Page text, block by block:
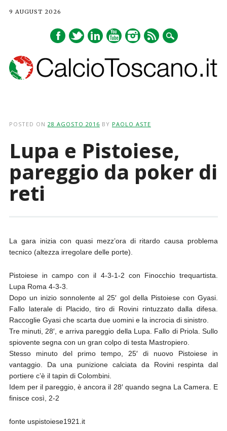
9 AUGUST 2026
POSTED ON 28 AGOSTO 2016 BY PAOLO ASTE
Lupa e Pistoiese,
pareggio da poker di
reti
La gara inizia con quasi mezz’ora di ritardo causa problema
tecnico (altezza irregolare delle porte).
Pistoiese in campo con il 4-3-1-2 con Finocchio trequartista.
Lupa Roma 4-3-3.
Dopo un inizio sonnolente al 25′ gol della Pistoiese con Gyasi.
Fallo laterale di Placido, tiro di Rovini rintuzzato dalla difesa.
Raccoglie Gyasi che scarta due uomini e la incrocia di sinistro.
Tre minuti, 28′, e arriva pareggio della Lupa. Fallo di Priola. Sullo
spiovente segna con un gran colpo di testa Mastropiero.
Stesso minuto del primo tempo, 25′ di nuovo Pistoiese in
vantaggio. Da una punizione calciata da Rovini respinta dal
portiere c’è il tapin di Colombini.
Idem per il pareggio, è ancora il 28′ quando segna La Camera. E
finisce così, 2-2
fonte uspistoiese1921.it